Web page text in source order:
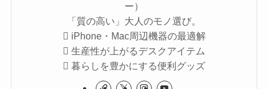
ー）
「質の高い」大人のモノ選び。
 iPhone・Mac周辺機器の最適解
 生産性が上がるデスクアイテム
 暮らしを豊かにする便利グッズ